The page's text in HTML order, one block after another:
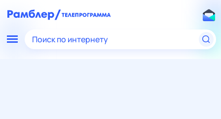
Поиск по интернету